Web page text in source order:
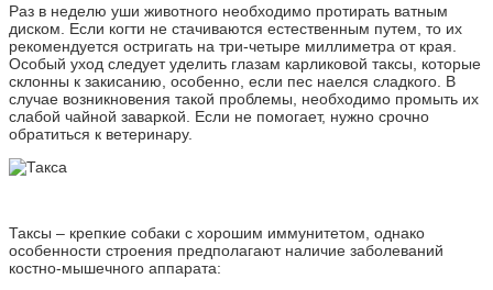
Раз в неделю уши животного необходимо протирать ватным
диском. Если когти не стачиваются естественным путем, то их
рекомендуется остригать на три-четыре миллиметра от края.
Особый уход следует уделить глазам карликовой таксы, которые
склонны к закисанию, особенно, если пес наелся сладкого. В
случае возникновения такой проблемы, необходимо промыть их
слабой чайной заваркой. Если не помогает, нужно срочно
обратиться к ветеринару.
Таксы – крепкие собаки с хорошим иммунитетом, однако
особенности строения предполагают наличие заболеваний
костно-мышечного аппарата: